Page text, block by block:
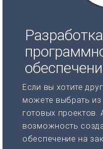
Разработка
Если вы хотите
можете выбрать
готовых проектов.
возможность
обеспечение на